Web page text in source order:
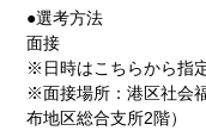
●選考方法
面接
※日時はこちらから指
※面接場所：港区社会
布地区総合支所2階）